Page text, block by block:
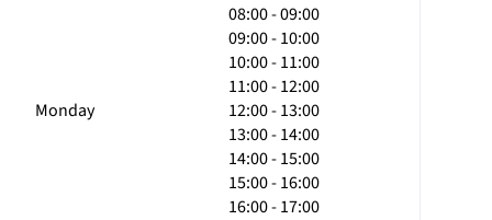
Monday
08:00 - 09:00
09:00 - 10:00
10:00 - 11:00
11:00 - 12:00
12:00 - 13:00
13:00 - 14:00
14:00 - 15:00
15:00 - 16:00
16:00 - 17:00